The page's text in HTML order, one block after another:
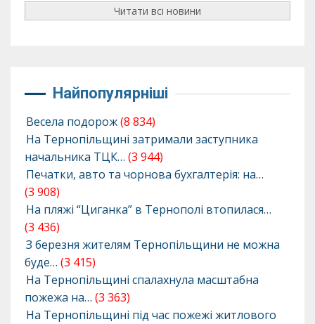
Читати всі новини
Найпопулярніші
Весела подорож(8 834)
На Тернопільщині затримали заступника
начальника ТЦК… (3 944)
Печатки, авто та чорнова бухгалтерія: на…
(3 908)
На пляжі “Циганка” в Тернополі втопилася…
(3 436)
З березня жителям Тернопільщини не можна
буде… (3 415)
На Тернопільщині спалахнула масштабна
пожежа на… (3 363)
На Тернопільщині під час пожежі житлового